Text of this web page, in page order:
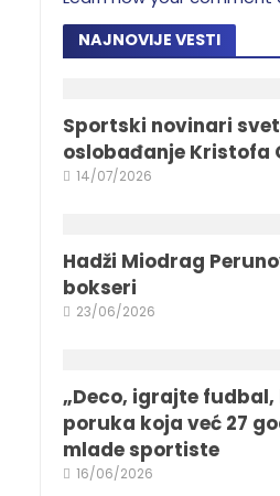
NAJNOVIJE VESTI
Sportski novinari
oslobađanje Kristofa
14/07/2026
Hadži Miodrag
bokseri
23/06/2026
„Deco, igrajte fudbal,
poruka koja već 27
mlade sportiste
16/06/2026